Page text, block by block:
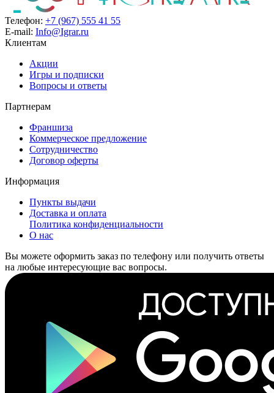
Телефон: +7 (967) 555 41 55
E-mail: Info@Igrar.ru
Клиентам
Акции
Игры и подписки
Вопросы и ответы
Партнерам
Франшиза
Коммерческое предложение
Сотрудничество
Договор оферты
Информация
Пункты выдачи
Доставка и оплата
Политика конфиденциальности
О нас
Вы можете оформить заказ по телефону или получить ответы
на любые интересующие вас вопросы.